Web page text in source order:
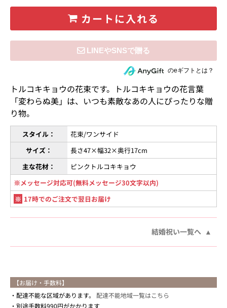
カートに入れる
住所を知らない相手にeギフトで贈るのeギフトとは？
トルコキキョウの花束です。トルコキキョウの花言葉
「変わらぬ美」は、いつも素敵なあの人にぴったりな贈
り物。
スタイル：
花束/ワンサイド
サイズ：
長さ47×幅32×奥行17cm
主な花材：
ピンクトルコキキョウ
※メッセージ対応可(無料メッセージ30文字以内)
※ 17時でのご注文で翌日お届け
結婚祝い一覧へ
【お届け・手数料】
配達不能な区域があります。 配達不能地域一覧はこちら
別途手数料990円がかかります